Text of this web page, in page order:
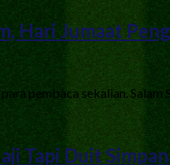
Hari Jumaat
pembaca sekalian.
Tapi Duit